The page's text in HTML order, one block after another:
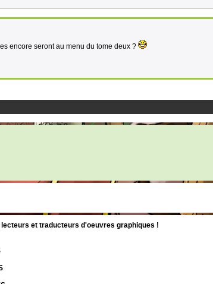
encore seront au menu du tome deux ?
et traducteurs d'oeuvres graphiques !